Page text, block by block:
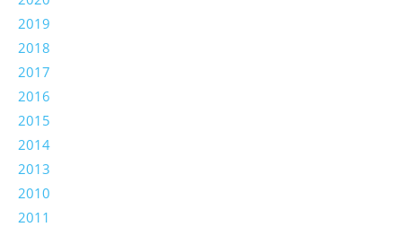
2019
2018
2017
2016
2015
2014
2013
2010
2011